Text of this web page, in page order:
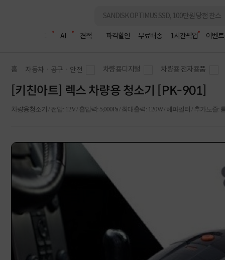
AI 견적 파격할인 무료배송 1시간픽업 이벤트
홈 자동차ㆍ공구ㆍ안전 차량용디지털 차량용 전자용품
[키친아트] 렉스 차량용 청소기 [PK-901]
차량용청소기 / 전압: 12V / 흡입력: 5,000Pa / 최대출력: 120W / 헤파필터 / 추가노즐: